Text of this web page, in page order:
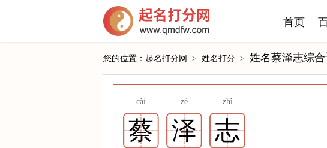
首页
您的位置： 起名打分网 > 姓名打分 > 姓名蔡泽志综合
cài zé zhì
蔡 泽 志